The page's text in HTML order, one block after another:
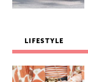
LIFESTYLE